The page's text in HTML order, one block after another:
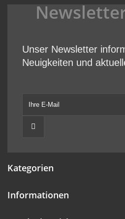
Unser Newsletter
Neuigkeiten und
Kategorien
Informationen